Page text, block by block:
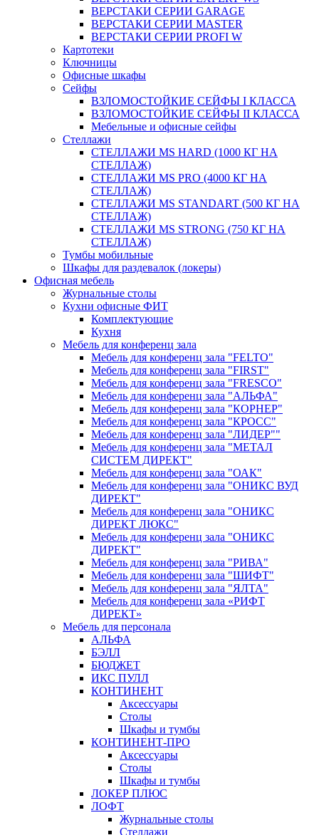
ВЕРСТАКИ СЕРИИ GARAGE
ВЕРСТАКИ СЕРИИ MASTER
ВЕРСТАКИ СЕРИИ PROFI W
Картотеки
Ключницы
Офисные шкафы
Сейфы
ВЗЛОМОСТОЙКИЕ СЕЙФЫ I КЛАССА
ВЗЛОМОСТОЙКИЕ СЕЙФЫ II КЛАССА
Мебельные и офисные сейфы
Стеллажи
СТЕЛЛАЖИ MS HARD (1000 КГ НА
СТЕЛЛАЖ)
СТЕЛЛАЖИ MS PRO (4000 КГ НА
СТЕЛЛАЖ)
СТЕЛЛАЖИ MS STANDART (500 КГ НА
СТЕЛЛАЖ)
СТЕЛЛАЖИ MS STRONG (750 КГ НА
СТЕЛЛАЖ)
Тумбы мобильные
Шкафы для раздевалок (локеры)
Офисная мебель
Журнальные столы
Кухни офисные ФИТ
Комплектующие
Кухня
Мебель для конференц зала
Мебель для конференц зала "FELTO"
Мебель для конференц зала "FIRST"
Мебель для конференц зала "FRESCO"
Мебель для конференц зала "АЛЬФА"
Мебель для конференц зала "КОРНЕР"
Мебель для конференц зала "КРОСС"
Мебель для конференц зала "ЛИДЕР""
Мебель для конференц зала "МЕТАЛ
СИСТЕМ ДИРЕКТ"
Мебель для конференц зала "ОАК"
Мебель для конференц зала "ОНИКС ВУД
ДИРЕКТ"
Мебель для конференц зала "ОНИКС
ДИРЕКТ ЛЮКС"
Мебель для конференц зала "ОНИКС
ДИРЕКТ"
Мебель для конференц зала "РИВА"
Мебель для конференц зала "ШИФТ"
Мебель для конференц зала "ЯЛТА"
Мебель для конференц зала «РИФТ
ДИРЕКТ»
Мебель для персонала
АЛЬФА
БЭЛЛ
БЮДЖЕТ
ИКС ПУЛЛ
КОНТИНЕНТ
Аксессуары
Столы
Шкафы и тумбы
КОНТИНЕНТ-ПРО
Аксессуары
Столы
Шкафы и тумбы
ЛОКЕР ПЛЮС
ЛОФТ
Журнальные столы
Стеллажи